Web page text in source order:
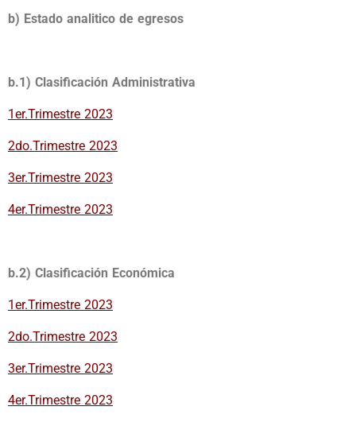
b) Estado analitico de egresos
b.1) Clasificación Administrativa
1er.Trimestre 2023
2do.Trimestre 2023
3er.Trimestre 2023
4er.Trimestre 2023
b.2) Clasificación Económica
1er.Trimestre 2023
2do.Trimestre 2023
3er.Trimestre 2023
4er.Trimestre 2023